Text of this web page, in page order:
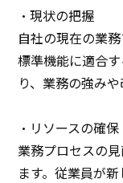
・現状の把握
自社の現在の業
標準機能に適合
り、業務の強み
・リソースの確保
業務プロセスの
ます。従業員が